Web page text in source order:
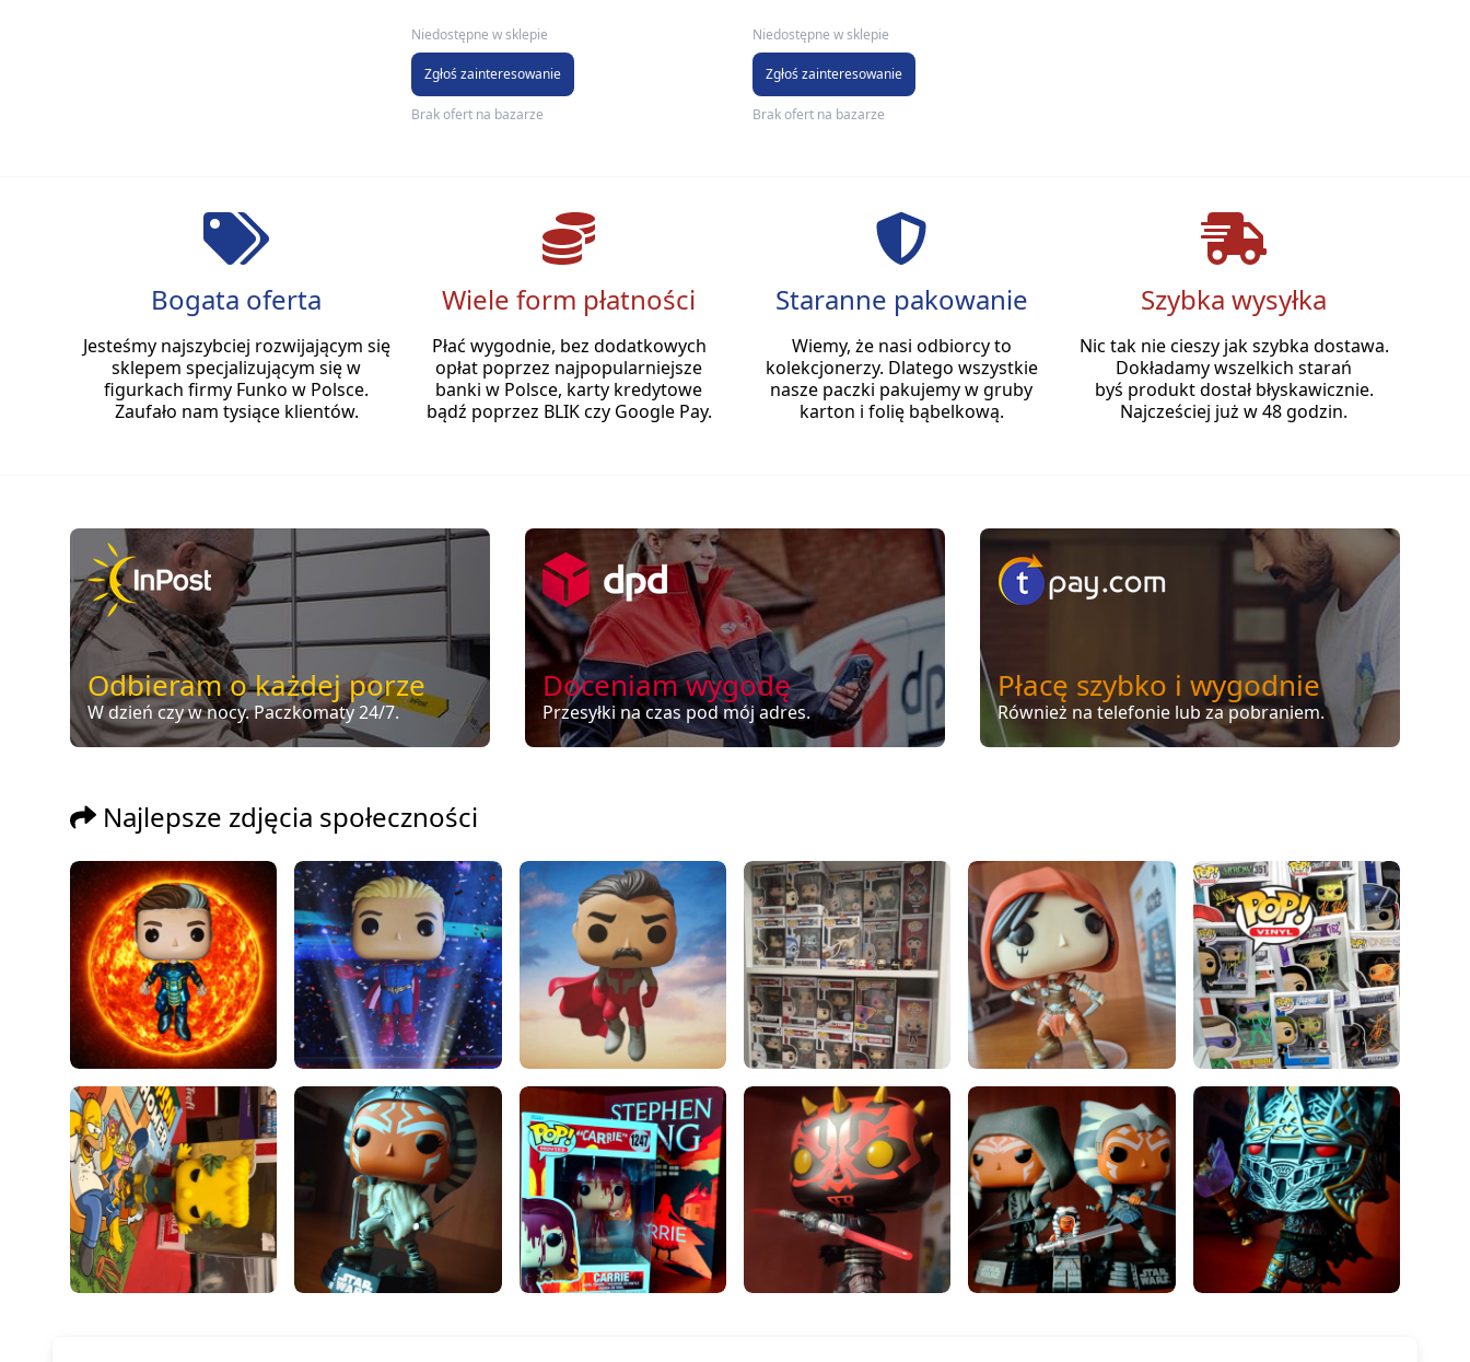
Niedostępne w sklepie
Zgłoś zainteresowanie
Brak ofert na bazarze
Niedostępne w sklepie
Zgłoś zainteresowanie
Brak ofert na bazarze
Bogata oferta
Jesteśmy najszybciej rozwijającym się
sklepem specjalizującym się w
figurkach firmy Funko w Polsce.
Zaufało nam tysiące klientów.
Wiele form płatności
Płać wygodnie, bez dodatkowych
opłat poprzez najpopularniejsze
banki w Polsce, karty kredytowe
bądź poprzez BLIK czy Google Pay.
Staranne pakowanie
Wiemy, że nasi odbiorcy to
kolekcjonerzy. Dlatego wszystkie
nasze paczki pakujemy w gruby
karton i folię bąbelkową.
Szybka wysyłka
Nic tak nie cieszy jak szybka dostawa.
Dokładamy wszelkich starań
byś produkt dostał błyskawicznie.
Najcześciej już w 48 godzin.
Odbieram o każdej porze
W dzień czy w nocy. Paczkomaty 24/7.
Doceniam wygodę
Przesyłki na czas pod mój adres.
Płacę szybko i wygodnie
Również na telefonie lub za pobraniem.
Najlepsze zdjęcia społeczności